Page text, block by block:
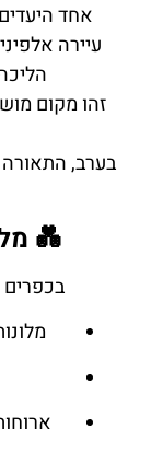
אחד
עיירה
זהו מקום
בערב,
💑